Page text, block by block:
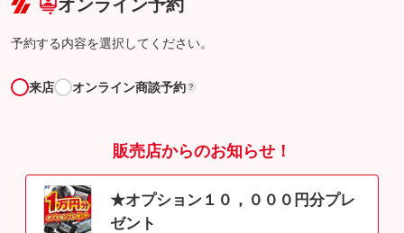
オンライン予約
予約する内容を選択してください。
来店 オンライン商談予約 ?
販売店からのお知らせ！
★オプション１０，０００円分プレ
ゼント